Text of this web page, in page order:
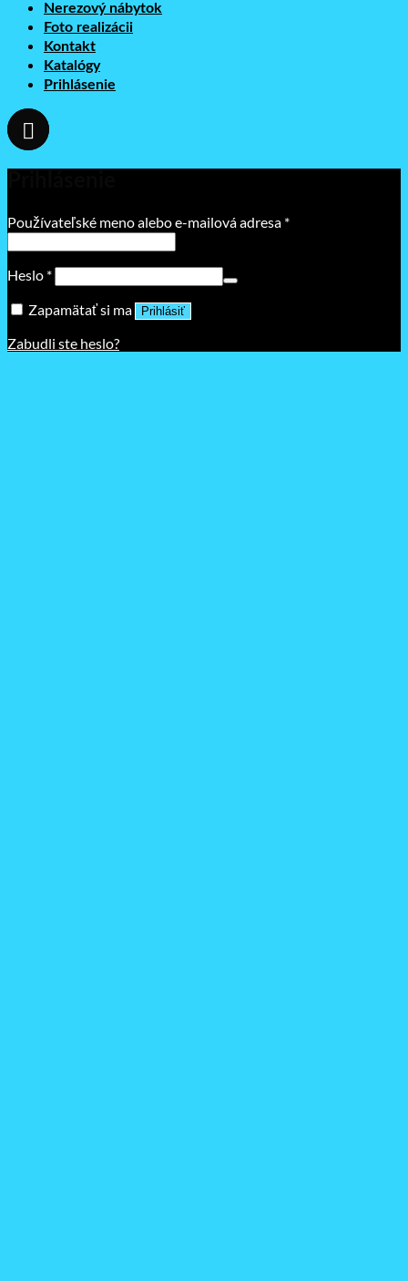
Nerezový nábytok
Foto realizácii
Kontakt
Katalógy
Prihlásenie
Používateľské meno alebo e-mailová adresa *Povinné
Heslo *Povinné
Zapamätať si ma Prihlásiť
Zabudli ste heslo?